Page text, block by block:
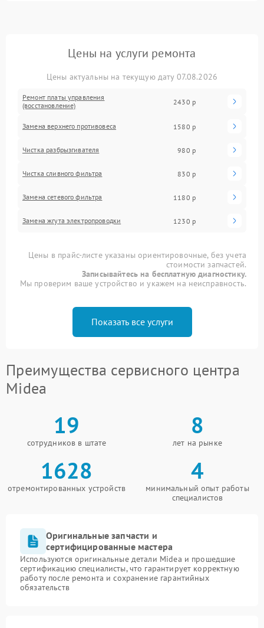
Цены на услуги ремонта
Цены актуальны на текущую дату 07.08.2026
Ремонт платы управления
(восстановление)
2430 р
Замена верхнего противовеса 1580 р
Чистка разбрызгивателя 980 р
Чистка сливного фильтра 830 р
Замена сетевого фильтра 1180 р
Замена жгута электропроводки 1230 р
Цены в прайс-листе указаны ориентировочные, без учета
стоимости запчастей.
Записывайтесь на бесплатную диагностику.
Мы проверим ваше устройство и укажем на неисправность.
Показать все услуги
Преимущества сервисного центра
Midea
19
сотрудников в штате
8
лет на рынке
1628
отремонтированных устройств
4
минимальный опыт работы
специалистов
Оригинальные запчасти и
сертифицированные мастера
Используются оригинальные детали Midea и прошедшие
сертификацию специалисты, что гарантирует корректную
работу после ремонта и сохранение гарантийных
обязательств